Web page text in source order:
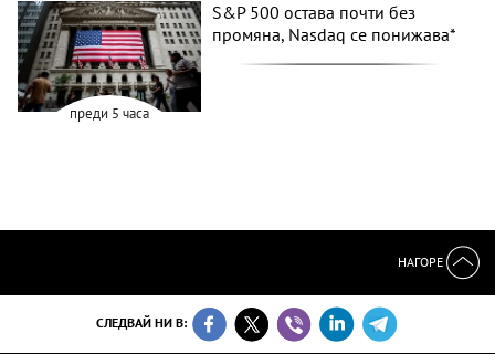
преди 5 часа
S&P 500 остава почти без
промяна, Nasdaq се понижава*
НАГОРЕ
СЛЕДВАЙ НИ В: